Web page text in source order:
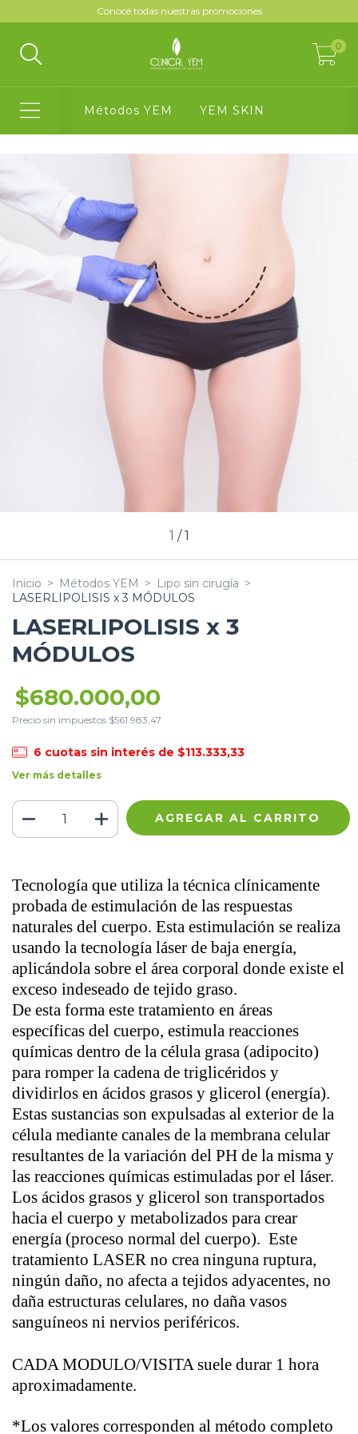
Conocé todas nuestras promociones
0
Métodos YEM YEM SKIN
1 /1
Inicio > Métodos YEM > Lipo sin cirugía >
LASERLIPOLISIS x 3 MÓDULOS
LASERLIPOLISIS x 3
MÓDULOS
$680.000,00
Precio sin impuestos $561.983,47
6 cuotas sin interés de $113.333,33
Ver más detalles
Tecnología que utiliza la técnica clínicamente
probada de estimulación de las respuestas
naturales del cuerpo. Esta estimulación se realiza
usando la tecnología láser de baja energía,
aplicándola sobre el área corporal donde existe el
exceso indeseado de tejido graso.
De esta forma este tratamiento en áreas
específicas del cuerpo, estimula reacciones
químicas dentro de la célula grasa (adipocito)
para romper la cadena de triglicéridos y
dividirlos en ácidos grasos y glicerol (energía).
Estas sustancias son expulsadas al exterior de la
célula mediante canales de la membrana celular
resultantes de la variación del PH de la misma y
las reacciones químicas estimuladas por el láser.
Los ácidos grasos y glicerol son transportados
hacia el cuerpo y metabolizados para crear
energía (proceso normal del cuerpo). Este
tratamiento LASER no crea ninguna ruptura,
ningún daño, no afecta a tejidos adyacentes, no
daña estructuras celulares, no daña vasos
sanguíneos ni nervios periféricos.
CADA MODULO/VISITA suele durar 1 hora
aproximadamente.
*Los valores corresponden al método completo